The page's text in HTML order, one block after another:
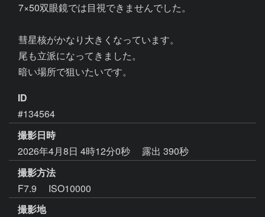
7×50双眼鏡では目視できませんでした。
彗星核がかなり大きくなっています。
尾も立派になってきました。
ID
#134564
撮影日時
2026年4月8日 4時12分0秒
露出 390秒
撮影方法
F7.9 ISO10000
撮影地